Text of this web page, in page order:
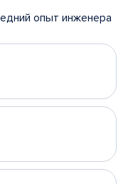
опыт инженера